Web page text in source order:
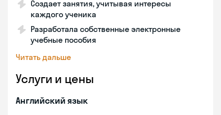
Создает занятия, учитывая интересы
каждого ученика
Разработала собственные электронные
учебные пособия
Читать дальше
Услуги и цены
Английский язык